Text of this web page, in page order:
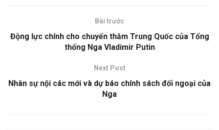
Bài trước
Động lực chính cho chuyến thăm Trung Quốc của Tổng
thống Nga Vladimir Putin
Next Post
Nhân sự nội các mới và dự báo chính sách đối ngoại của
Nga